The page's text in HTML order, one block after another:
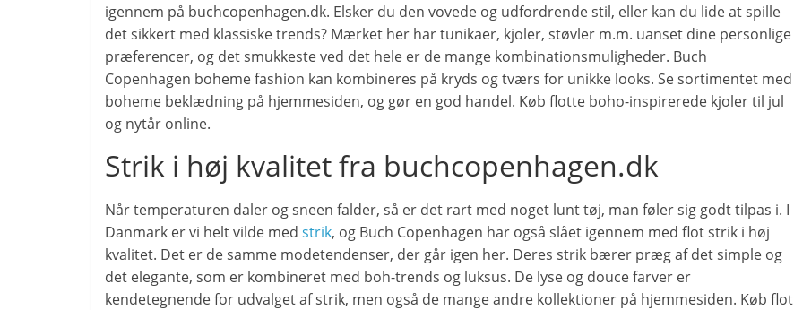
igennem på buchcopenhagen.dk. Elsker du den vovede og udfordrende stil, eller kan du lide at spille
det sikkert med klassiske trends? Mærket her har tunikaer, kjoler, støvler m.m. uanset dine personlige
præferencer, og det smukkeste ved det hele er de mange kombinationsmuligheder. Buch
Copenhagen boheme fashion kan kombineres på kryds og tværs for unikke looks. Se sortimentet med
boheme beklædning på hjemmesiden, og gør en god handel. Køb flotte boho-inspirerede kjoler til jul
og nytår online.
Strik i høj kvalitet fra buchcopenhagen.dk
Når temperaturen daler og sneen falder, så er det rart med noget lunt tøj, man føler sig godt tilpas i. I
Danmark er vi helt vilde med strik, og Buch Copenhagen har også slået igennem med flot strik i høj
kvalitet. Det er de samme modetendenser, der går igen her. Deres strik bærer præg af det simple og
det elegante, som er kombineret med boh-trends og luksus. De lyse og douce farver er
kendetegnende for udvalget af strik, men også de mange andre kollektioner på hjemmesiden. Køb flot